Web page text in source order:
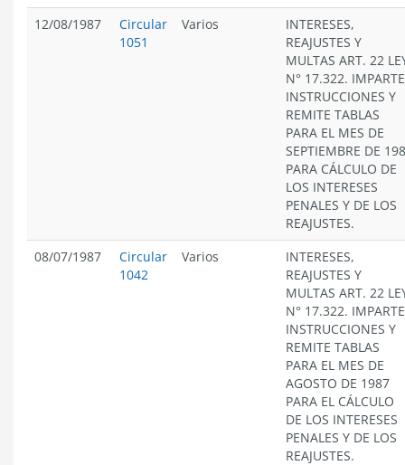
12/08/1987
Circular
1051
Varios
INTERESES,
REAJUSTES Y
MULTAS ART. 22
N° 17.322. IMPARTE
INSTRUCCIONES Y
REMITE TABLAS
PARA EL MES DE
SEPTIEMBRE DE
PARA CÁLCULO DE
LOS INTERESES
PENALES Y DE LOS
REAJUSTES.
08/07/1987
Circular
1042
Varios
INTERESES,
REAJUSTES Y
MULTAS ART. 22
N° 17.322. IMPARTE
INSTRUCCIONES Y
REMITE TABLAS
PARA EL MES DE
AGOSTO DE 1987
PARA EL CÁLCULO
DE LOS INTERESES
PENALES Y DE LOS
REAJUSTES.